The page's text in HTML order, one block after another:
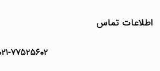
اطلاعات تماس
۰۲۱-